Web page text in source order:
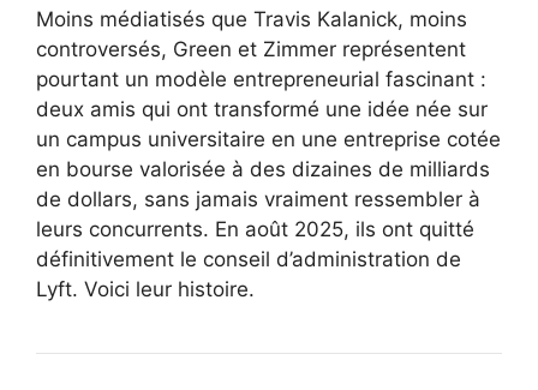
Moins médiatisés que Travis Kalanick, moins
controversés, Green et Zimmer représentent
pourtant un modèle entrepreneurial fascinant :
deux amis qui ont transformé une idée née sur
un campus universitaire en une entreprise cotée
en bourse valorisée à des dizaines de milliards
de dollars, sans jamais vraiment ressembler à
leurs concurrents. En août 2025, ils ont quitté
définitivement le conseil d’administration de
Lyft. Voici leur histoire.